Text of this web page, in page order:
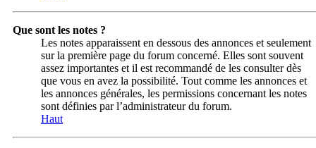
Que sont les notes ?
Les notes apparaissent en dessous des annonces et seulement
sur la première page du forum concerné. Elles sont souvent
assez importantes et il est recommandé de les consulter dès
que vous en avez la possibilité. Tout comme les annonces et
les annonces générales, les permissions concernant les notes
sont définies par l’administrateur du forum.
Haut